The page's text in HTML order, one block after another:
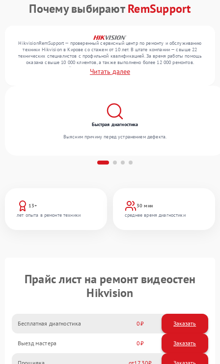
Почему выбираютRemSupport
HikvisionRemSupport — проверенный сервисный центр по ремонту и обслуживанию
техники Hikvision в Кирове со стажем от 10 лет. В штате компании — свыше 22
технических специалистов с профильной квалификацией. За время работы помощь
оказана свыше 10 000 клиентов, а также выполнено более 12 000 ремонтов.
Ежемесячно в сервисный центр поступает свыше 300 единиц техники, включая , , . Мы
устраняем поломки любой сложности и обеспечиваем надежный результат благодаря
Читать далее
13+
лет опыта в ремонте техники
30 мин
среднее время диагностики
Быстрая диагностика
Выясним причину перед устранением дефекта.
Прайс лист на ремонт видеостен
Hikvision
Бесплатная диагностика 0 Заказать
Выезд мастера 0 Заказать